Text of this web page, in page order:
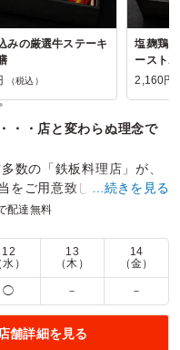
みの厳選牛ステーキ
（税込）
塩麹鶏
ースト
2,160円
・・店と変わらぬ理念で
数の「鉄板料理店」が、
をご用意致しました。野
非一度ご賞味下さい。
帯： 1,620円～3,980円
。
…続きを見る
配達無料
12
水）
13
（木）
14
（金）
◯ － －
店舗詳細を見る